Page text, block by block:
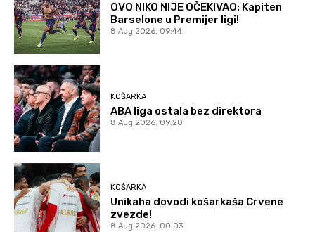
OVO NIKO NIJE OČEKIVAO: Kapiten
Barselone u Premijer ligi!
8 Aug 2026. 09:44
KOŠARKA
ABA liga ostala bez direktora
8 Aug 2026. 09:20
KOŠARKA
Unikaha dovodi košarkaša Crvene
zvezde!
8 Aug 2026. 00:03